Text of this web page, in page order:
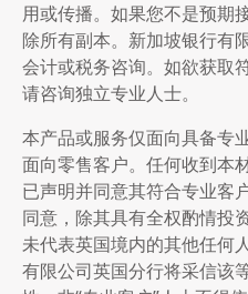
用或传播。如果您不是预期
除所有副本。新加坡银行有
会计或税务咨询。如欲获取
请咨询独立专业人士。
本产品或服务仅面向具备专
面向零售客户。任何收到本
已声明并同意其符合专业客
同意，除其具有全权酌情投
未代表英国境内的其他任何
有限公司英国分行将采信该